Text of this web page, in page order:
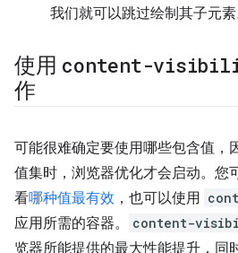
我们就可以跳过绘制其子元素
使用 content-
作
可能很难确定要使用哪些包含值，
值集时，浏览器优化才会启动。您
看哪种值最有效 ，也可以使用
应用所需的容器。
content-
览器所能提供的最大性能提升，同